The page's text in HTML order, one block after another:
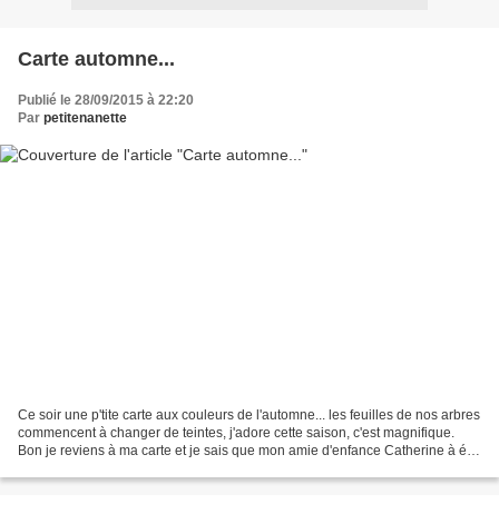
Carte automne...
Publié le 28/09/2015 à 22:20
Par petitenanette
Ce soir une p'tite carte aux couleurs de l'automne... les feuilles de nos arbres
commencent à changer de teintes, j'adore cette saison, c'est magnifique.
Bon je reviens à ma carte et je sais que mon amie d'enfance Catherine à été